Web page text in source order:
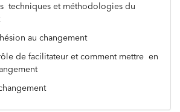
techniques et méthodologies du
au changement
de facilitateur et comment mettre en